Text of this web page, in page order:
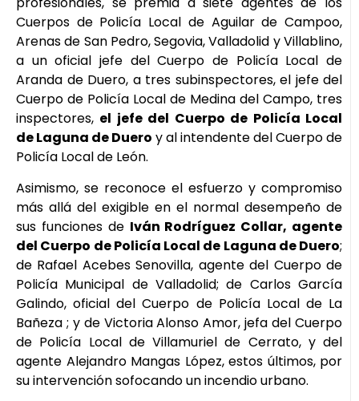
Cuerpos de Policía Local de Aguilar de Campoo,
Arenas de San Pedro, Segovia, Valladolid y Villablino,
a un oficial jefe del Cuerpo de Policía Local de
Aranda de Duero, a tres subinspectores, el jefe del
Cuerpo de Policía Local de Medina del Campo, tres
inspectores, el jefe del Cuerpo de Policía Local
de Laguna de Duero y al intendente del Cuerpo de
Policía Local de León.
Asimismo, se reconoce el esfuerzo y compromiso
más allá del exigible en el normal desempeño de
sus funciones de Iván Rodríguez Collar, agente
del Cuerpo de Policía Local de Laguna de Duero;
de Rafael Acebes Senovilla, agente del Cuerpo de
Policía Municipal de Valladolid; de Carlos García
Galindo, oficial del Cuerpo de Policía Local de La
Bañeza ; y de Victoria Alonso Amor, jefa del Cuerpo
de Policía Local de Villamuriel de Cerrato, y del
agente Alejandro Mangas López, estos últimos, por
su intervención sofocando un incendio urbano.